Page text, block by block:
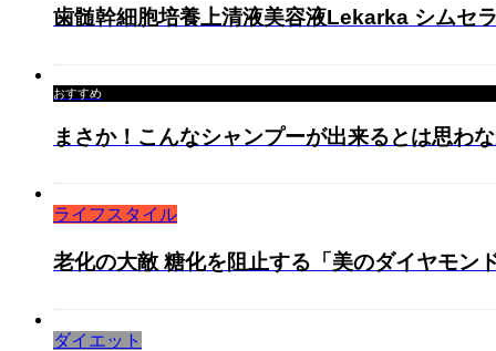
歯髄幹細胞培養上清液美容液Lekarka シムセ
おすすめ
まさか！こんなシャンプーが出来るとは思わ
ライフスタイル
老化の大敵 糖化を阻止する「美のダイヤモン
ダイエット